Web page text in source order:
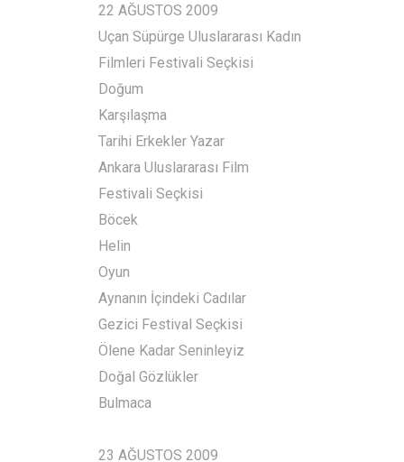
22 AĞUSTOS 2009
Uçan Süpürge Uluslararası Kadın
Filmleri Festivali Seçkisi
Doğum
Karşılaşma
Tarihi Erkekler Yazar
Ankara Uluslararası Film
Festivali Seçkisi
Böcek
Helin
Oyun
Aynanın İçindeki Cadılar
Gezici Festival Seçkisi
Ölene Kadar Seninleyiz
Doğal Gözlükler
Bulmaca
23 AĞUSTOS 2009